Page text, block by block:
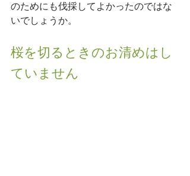
のためにも伐採してよかったのではな
いでしょうか。
桜を切るときのお清めはし
ていません